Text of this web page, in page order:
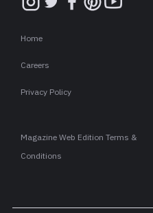
Home
Careers
Privacy Policy
Magazine Web Edition Terms &
Conditions